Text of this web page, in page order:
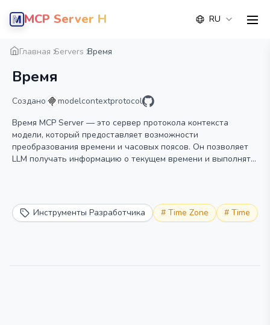
MCP Server Hub RU
Главная Servers Время
Время
Создано
modelcontextprotocol
Время MCP Server — это сервер протокола контекста
модели, который предоставляет возможности
преобразования времени и часовых поясов. Он позволяет
LLM получать информацию о текущем времени и выполнять
Инструменты Разработчика
# Time Zone # Time
Обзор Деталь